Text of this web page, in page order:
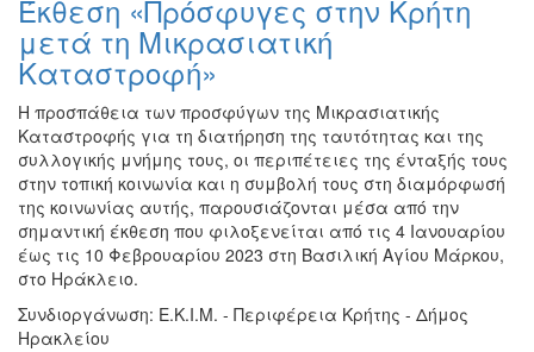
Ζωγραφική
Φωτογραφία
Τραγούδι
Μουσική
Κινηματογράφος
Χορός
Θέατρο
Παζάρι
Ειδών
Συνέδρια
Έκθεση «Πρόσφυγες στην Κρήτη
μετά τη Μικρασιατική
Καταστροφή»
Η προσπάθεια των προσφύγων της Μικρασιατικής
Καταστροφής για τη διατήρηση της ταυτότητας και της
συλλογικής μνήμης τους, οι περιπέτειες της ένταξής τους
στην τοπική κοινωνία και η συμβολή τους στη διαμόρφωσή
της κοινωνίας αυτής, παρουσιάζονται μέσα από την
σημαντική έκθεση που φιλοξενείται από τις 4 Ιανουαρίου
έως τις 10 Φεβρουαρίου 2023 στη Βασιλική Αγίου Μάρκου,
στο Ηράκλειο.
Συνδιοργάνωση: Ε.Κ.Ι.Μ. - Περιφέρεια Κρήτης - Δήμος
Ηρακλείου